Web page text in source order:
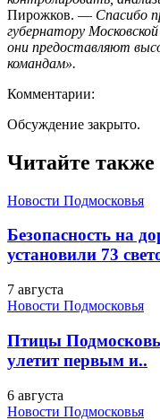
Пирожков. — Спасибо
губернатору
они предоставляют
командам».
Комментарии:
Обсуждение закрыто.
Читайте также
Новости Подмосковья
Безопасность на
установили 73
7 августа
Новости Подмосковья
Птицы
улетит первым и..
6 августа
Новости Подмосковья